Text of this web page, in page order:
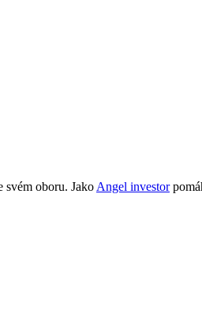
svém oboru. Jako Angel investor